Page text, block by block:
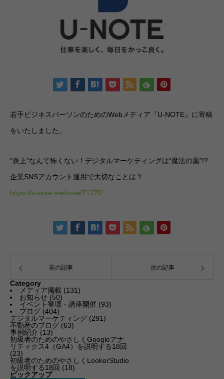
若手ビジネスパーソンのためのWebメディア『U-NOTE』に寄稿
をいたしました。
“炎上”なんて怖くない！デジタルマーケティングは“魔法の薬”!?
企業SNSアカウント運用で大切なことは？
https://u-note.me/note/71270
前の記事 次の記事
Category
メディア掲載 (131)
お知らせ (50)
イベント登壇・講座開催 (93)
ブログ (404)
デジタルマーケティング (291)
不動産のブログ (63)
事例紹介 (13)
初級者のためのやさしくGoogleアナ
リティクス4（GA4）を説明する18回
(23)
初級者のためのやさしくLookerStudio
を説明する18回 (18)
ピックアップ